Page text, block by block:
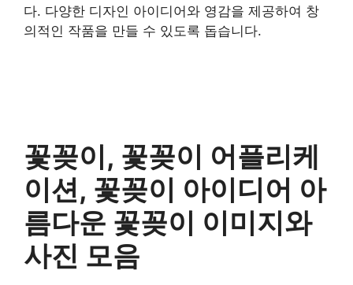
다. 다양한 디자인 아이디어와 영감을 제공하여 창
의적인 작품을 만들 수 있도록 돕습니다.
꽃꽂이, 꽃꽂이 어플리케
이션, 꽃꽂이 아이디어 아
름다운 꽃꽂이 이미지와
사진 모음